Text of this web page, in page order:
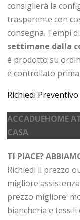
consiglierà la
trasparente con
consegna. Tempi
settimane dalla
è prodotto su
e controllato prima
Richiedi Preventivo
ACCADUEHOME
CASA
TI PIACE?
Richiedi il prezzo
migliore
prezzo migliore:
biancheria e